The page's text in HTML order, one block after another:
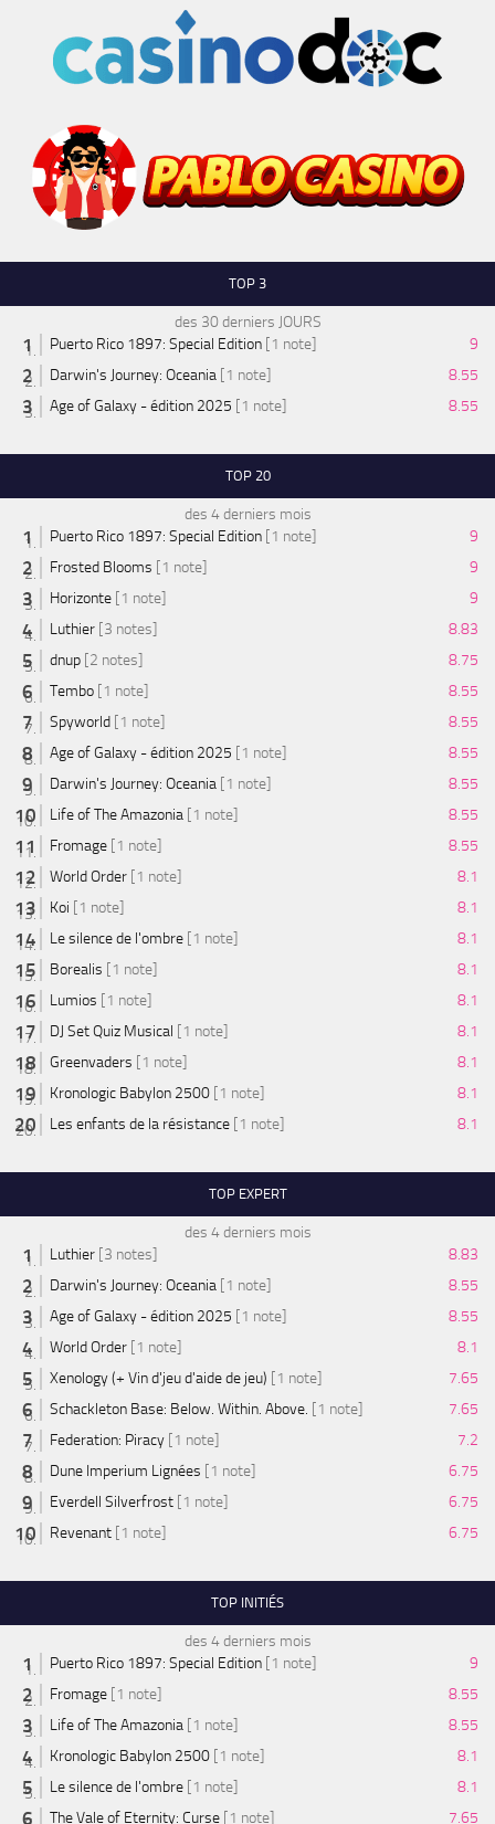
TOP 3
des 30 derniers JOURS
Puerto Rico 1897: Special Edition [1 note]
9
Darwin's Journey: Oceania [1 note]
8.55
Age of Galaxy - édition 2025 [1 note] 8.55
TOP 20
des 4 derniers mois
Puerto Rico 1897: Special Edition [1 note]
9
Frosted Blooms [1 note]
9
Horizonte [1 note]
9
Luthier [3 notes]
8.83
dnup [2 notes]
8.75
Tembo [1 note]
8.55
Spyworld [1 note]
8.55
Age of Galaxy - édition 2025 [1 note]
8.55
Darwin's Journey: Oceania [1 note]
8.55
Life of The Amazonia [1 note]
8.55
Fromage [1 note]
8.55
World Order [1 note]
8.1
Koi [1 note]
8.1
Le silence de l'ombre [1 note]
8.1
Borealis [1 note]
8.1
Lumios [1 note]
8.1
DJ Set Quiz Musical [1 note]
8.1
Greenvaders [1 note]
8.1
Kronologic Babylon 2500 [1 note]
8.1
Les enfants de la résistance [1 note] 8.1
TOP EXPERT
des 4 derniers mois
Luthier [3 notes]
8.83
Darwin's Journey: Oceania [1 note]
8.55
Age of Galaxy - édition 2025 [1 note]
8.55
World Order [1 note]
8.1
Xenology (+ Vin d'jeu d'aide de jeu) [1 note]
7.65
Schackleton Base: Below. Within. Above. [1 note]
7.65
Federation: Piracy [1 note]
7.2
Dune Imperium Lignées [1 note]
6.75
Everdell Silverfrost [1 note]
6.75
Revenant [1 note] 6.75
TOP INITIÉS
des 4 derniers mois
Puerto Rico 1897: Special Edition [1 note]
9
Fromage [1 note]
8.55
Life of The Amazonia [1 note]
8.55
Kronologic Babylon 2500 [1 note]
8.1
Le silence de l'ombre [1 note]
8.1
The Vale of Eternity: Curse [1 note] 7.65